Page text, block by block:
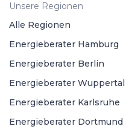
Unsere Regionen
Alle Regionen
Energieberater Hamburg
Energieberater Berlin
Energieberater Wuppertal
Energieberater Karlsruhe
Energieberater Dortmund